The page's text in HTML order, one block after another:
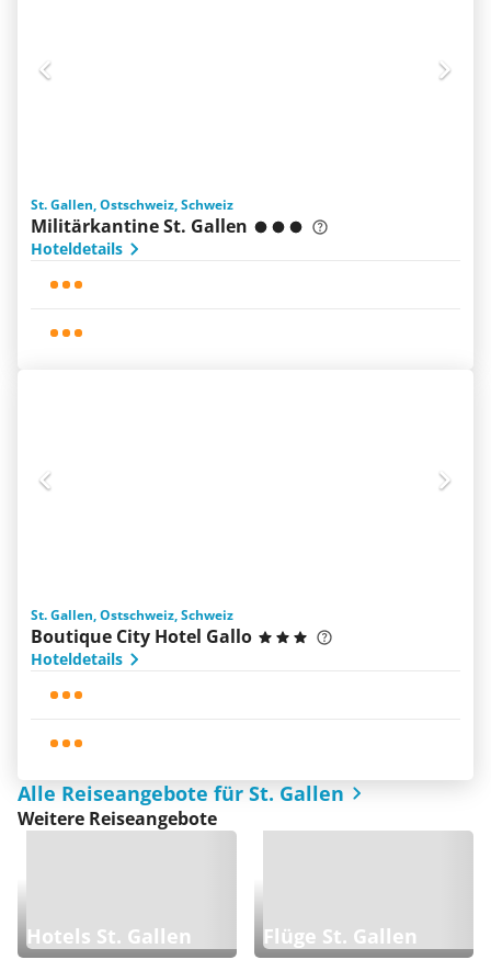
St. Gallen, Ostschweiz, Schweiz
Militärkantine St. Gallen
Hoteldetails
St. Gallen, Ostschweiz, Schweiz
Boutique City Hotel Gallo
Hoteldetails
Alle Reiseangebote für St. Gallen
Weitere Reiseangebote
Hotels St. Gallen Flüge St. Gallen